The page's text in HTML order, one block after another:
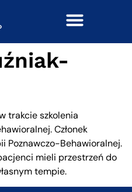
trakcie szkolenia
Członek
Poznawczo-Behawioralnej.
mieli przestrzeń do
tempie.